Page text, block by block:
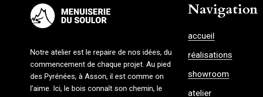
Notre atelier est le repaire de nos idées, du
commencement de chaque projet. Au pied
des Pyrénées, à Asson, il est comme on
l’aime. Ici, le bois connaît son chemin, le
Navigation
accueil
réalisations
showroom
atelier